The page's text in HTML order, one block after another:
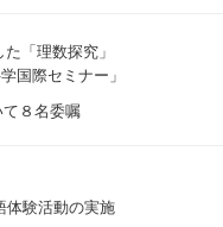
「理数探究」
国際セミナー」
８名委嘱
体験活動の実施